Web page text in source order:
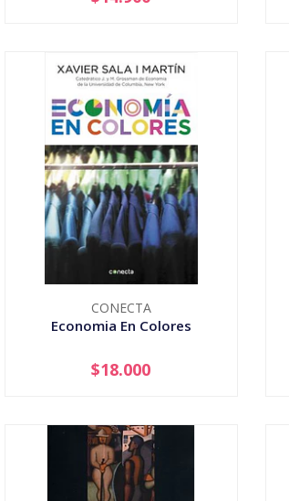
+
CONECTA
Economia En Colores
+
$18.000